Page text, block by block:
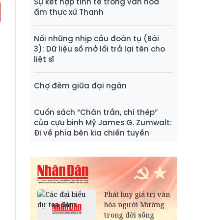
ẩm thực xứ Thanh
Nối những nhịp cầu đoàn tụ (Bài
3): Dữ liệu số mở lối trả lại tên cho
liệt sĩ
Chợ đêm giữa đại ngàn
Cuốn sách “Chân trần, chí thép”
của cựu binh Mỹ James G. Zumwalt:
Đi về phía bên kia chiến tuyến